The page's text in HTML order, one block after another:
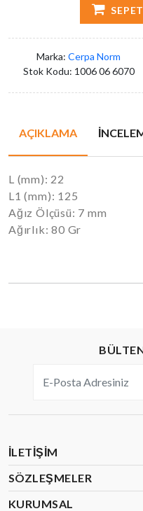
Marka: Cerpa Norm
Stok Kodu: 1006 06 6070
AÇIKLAMA
L (mm): 22
L1 (mm): 125
Ağız Ölçüsü: 7 mm
Ağırlık: 80 Gr
İLETIŞIM
SÖZLEŞMELER
KURUMSAL